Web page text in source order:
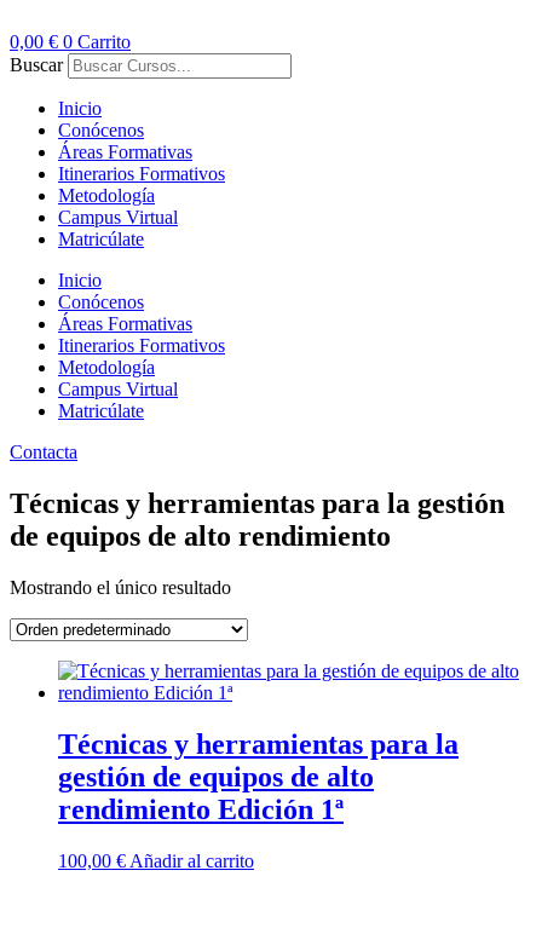
al
contenido
0,00 € 0 Carrito
Buscar
Inicio
Conócenos
Áreas Formativas
Itinerarios Formativos
Metodología
Campus Virtual
Matricúlate
Inicio
Conócenos
Áreas Formativas
Itinerarios Formativos
Metodología
Campus Virtual
Matricúlate
Contacta
Técnicas y herramientas para la gestión
de equipos de alto rendimiento
Mostrando el único resultado
Técnicas y herramientas para la
gestión de equipos de alto
rendimiento Edición 1ª
100,00 € Añadir al carrito